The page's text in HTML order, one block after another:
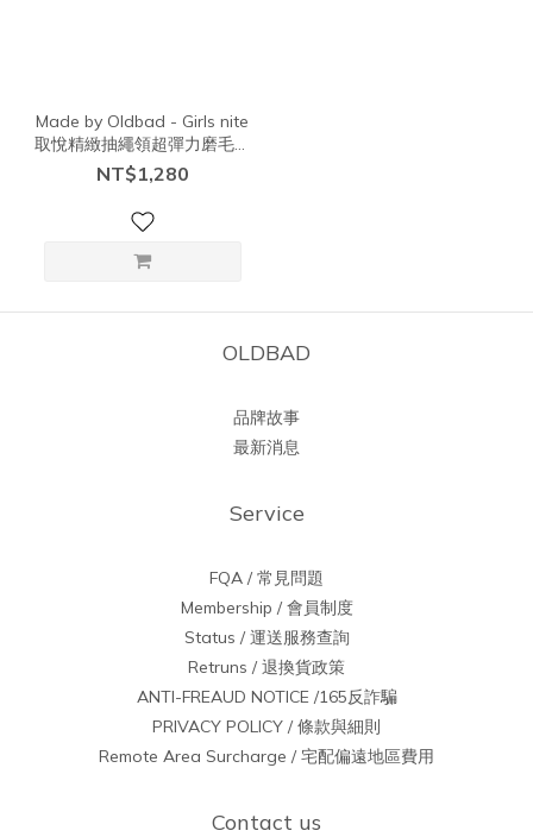
Made by Oldbad - Girls nite
取悅精緻抽繩領超彈力磨毛精
工睡衣套裝
NT$1,280
OLDBAD
品牌故事
最新消息
Service
FQA / 常見問題
Membership / 會員制度
Status / 運送服務查詢
Retruns / 退換貨政策
ANTI-FREAUD NOTICE /165反詐騙
PRIVACY POLICY / 條款與細則
Remote Area Surcharge / 宅配偏遠地區費用
Contact us